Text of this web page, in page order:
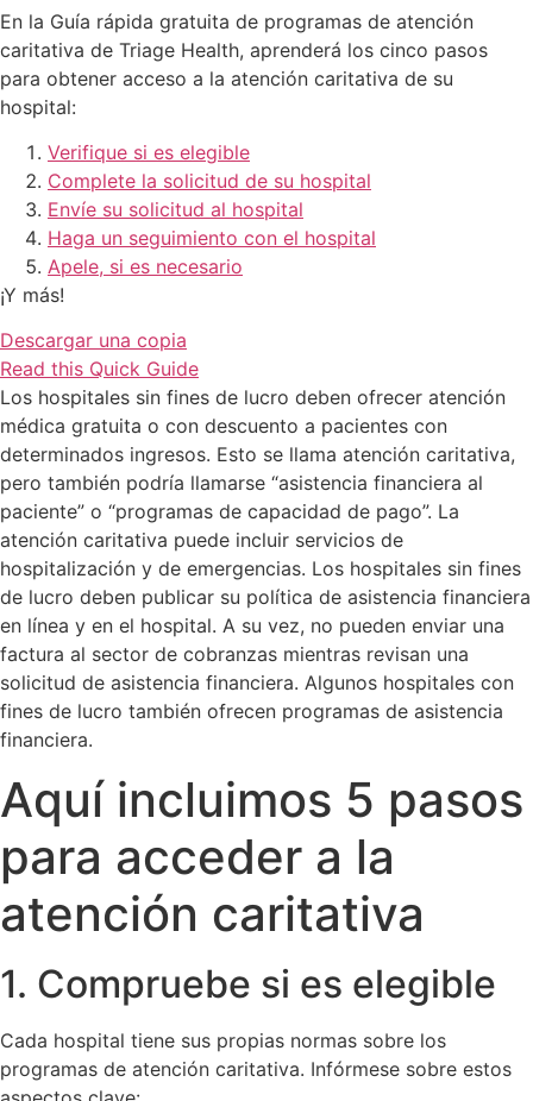
En la Guía rápida gratuita de programas de atención
caritativa de Triage Health, aprenderá los cinco pasos
para obtener acceso a la atención caritativa de su
hospital:
Verifique si es elegible
Complete la solicitud de su hospital
Envíe su solicitud al hospital
Haga un seguimiento con el hospital
Apele, si es necesario
¡Y más!
Descargar una copia
Read this Quick Guide
Los hospitales sin fines de lucro deben ofrecer atención
médica gratuita o con descuento a pacientes con
determinados ingresos. Esto se llama atención caritativa,
pero también podría llamarse “asistencia financiera al
paciente” o “programas de capacidad de pago”. La
atención caritativa puede incluir servicios de
hospitalización y de emergencias. Los hospitales sin fines
de lucro deben publicar su política de asistencia financiera
en línea y en el hospital. A su vez, no pueden enviar una
factura al sector de cobranzas mientras revisan una
solicitud de asistencia financiera. Algunos hospitales con
fines de lucro también ofrecen programas de asistencia
financiera.
Aquí incluimos 5 pasos
para acceder a la
atención caritativa
1. Compruebe si es elegible
Cada hospital tiene sus propias normas sobre los
programas de atención caritativa. Infórmese sobre estos